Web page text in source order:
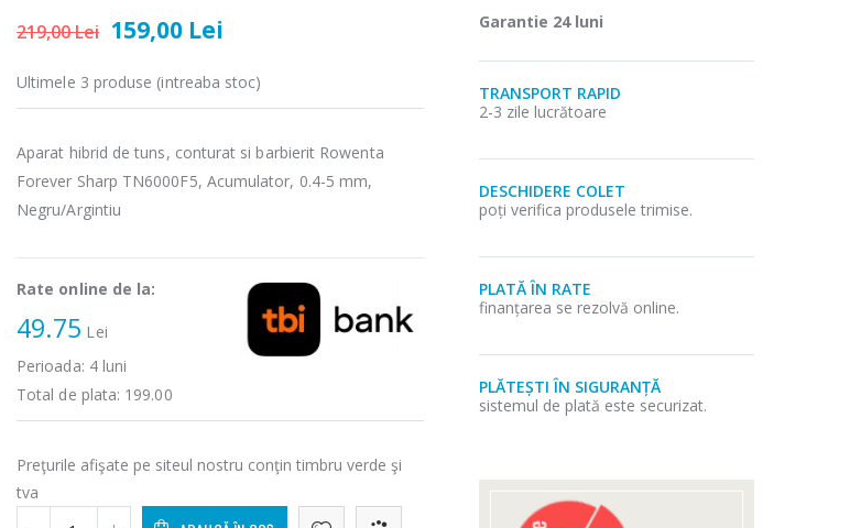
219,00 Lei 159,00 Lei
Ultimele 3 produse (intreaba stoc)
Aparat hibrid de tuns, conturat si barbierit Rowenta
Forever Sharp TN6000F5, Acumulator, 0.4-5 mm,
Negru/Argintiu
Rate online de la:
49.75 Lei
Perioada: 4luni
Total de plata: 199.00
Preţurile afişate pe siteul nostru conţin timbru verde şi
tva
Garantie 24 luni
TRANSPORT RAPID
2-3 zile lucrătoare
DESCHIDERE COLET
poți verifica produsele trimise.
PLATĂ ÎN RATE
finanțarea se rezolvă online.
PLĂTEȘTI ÎN SIGURANȚĂ
sistemul de plată este securizat.